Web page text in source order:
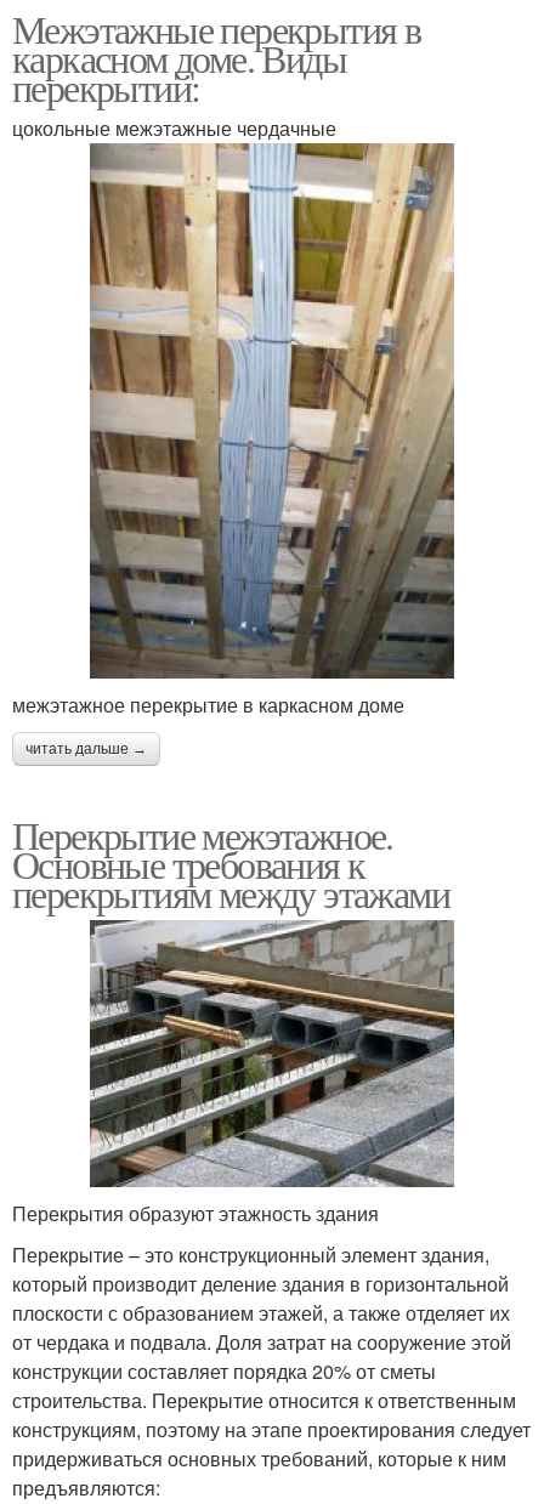
Межэтажные перекрытия в
каркасном доме. Виды
перекрытий:
цокольные межэтажные чердачные
межэтажное перекрытие в каркасном доме
читать дальше →
Перекрытие межэтажное.
Основные требования к
перекрытиям между этажами
Перекрытия образуют этажность здания
Перекрытие – это конструкционный элемент здания,
который производит деление здания в горизонтальной
плоскости с образованием этажей, а также отделяет их
от чердака и подвала. Доля затрат на сооружение этой
конструкции составляет порядка 20% от сметы
строительства. Перекрытие относится к ответственным
конструкциям, поэтому на этапе проектирования следует
придерживаться основных требований, которые к ним
предъявляются: